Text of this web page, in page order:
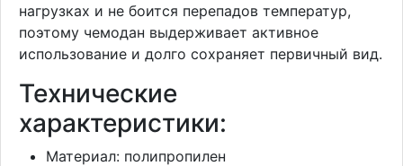
нагрузках и не боится перепадов температур,
поэтому чемодан выдерживает активное
использование и долго сохраняет первичный вид.
Технические
характеристики:
Материал: полипропилен